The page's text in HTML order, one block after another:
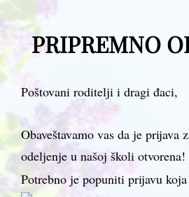
PRIPREMNO
Poštovani roditelji i dragi đaci,
Obaveštavamo vas da je prijava
odeljenje u našoj školi otvorena!
Potrebno je popuniti prijavu